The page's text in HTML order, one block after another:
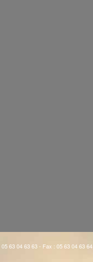
63 04 63 63 - Fax : 05 63 04 63 64